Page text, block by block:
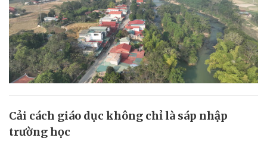
Cải cách giáo dục không chỉ là sáp nhập
trường học